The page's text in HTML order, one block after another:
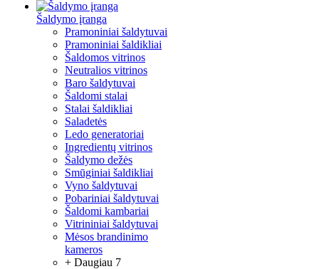
Šaldymo įranga
Pramoniniai šaldytuvai
Pramoniniai šaldikliai
Šaldomos vitrinos
Neutralios vitrinos
Baro šaldytuvai
Šaldomi stalai
Stalai šaldikliai
Saladetės
Ledo generatoriai
Ingredientų vitrinos
Šaldymo dežės
Smūginiai šaldikliai
Vyno šaldytuvai
Pobariniai šaldytuvai
Šaldomi kambariai
Vitrininiai šaldytuvai
Mėsos brandinimo
kameros
+ Daugiau 7